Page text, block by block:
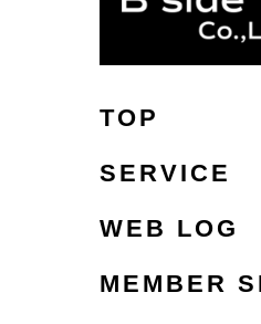
めのご本人確認、商
品・サービスの提供
サービスの提供に関
に関する情報の案内
4.サイト運営設備並
備の開発、運用及び保
6.電子メール配信サ
TOP
SERVICE
WEB LOG
MEMBER